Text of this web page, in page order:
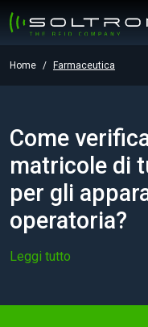
Home Farmaceutica
Come
matricole di
per gli
operatoria?
Leggi tutto